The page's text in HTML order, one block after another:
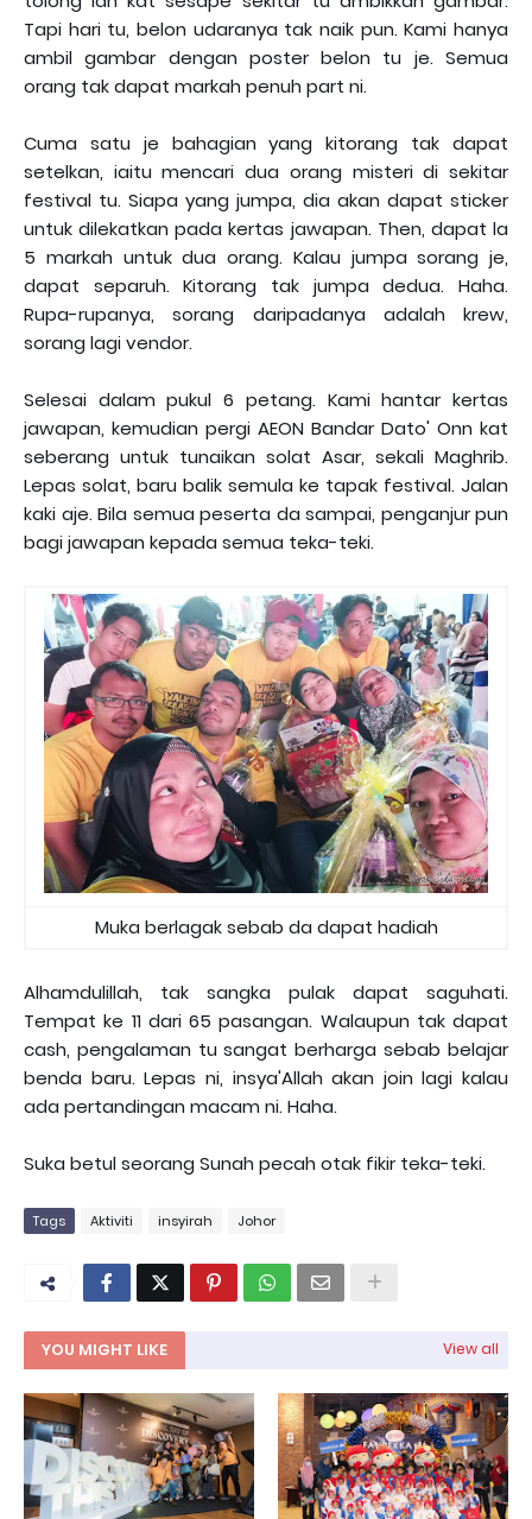
Tapi hari tu, belon udaranya tak naik pun. Kami hanya
ambil gambar dengan poster belon tu je. Semua
orang tak dapat markah penuh part ni.
Cuma satu je bahagian yang kitorang tak dapat
setelkan, iaitu mencari dua orang misteri di sekitar
festival tu. Siapa yang jumpa, dia akan dapat sticker
untuk dilekatkan pada kertas jawapan. Then, dapat la
5 markah untuk dua orang. Kalau jumpa sorang je,
dapat separuh. Kitorang tak jumpa dedua. Haha.
Rupa-rupanya, sorang daripadanya adalah krew,
sorang lagi vendor.
Selesai dalam pukul 6 petang. Kami hantar kertas
jawapan, kemudian pergi AEON Bandar Dato' Onn kat
seberang untuk tunaikan solat Asar, sekali Maghrib.
Lepas solat, baru balik semula ke tapak festival. Jalan
kaki aje. Bila semua peserta da sampai, penganjur pun
bagi jawapan kepada semua teka-teki.
Muka berlagak sebab da dapat hadiah
Alhamdulillah, tak sangka pulak dapat saguhati.
Tempat ke 11 dari 65 pasangan. Walaupun tak dapat
cash, pengalaman tu sangat berharga sebab belajar
benda baru. Lepas ni, insya'Allah akan join lagi kalau
ada pertandingan macam ni. Haha.
Suka betul seorang Sunah pecah otak fikir teka-teki.
Tags Aktiviti insyirah Johor
YOU MIGHT LIKE View all